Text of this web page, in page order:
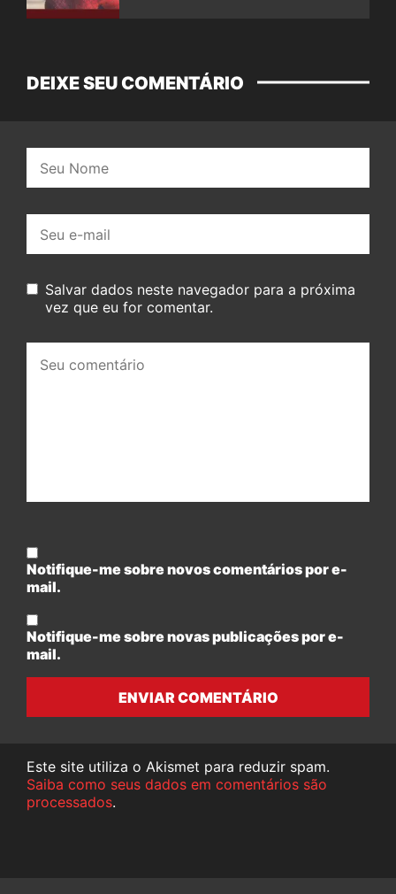
DEIXE SEU COMENTÁRIO
mail:
Salvar dados neste navegador para a próxima
vez que eu for comentar.
comentário:
Notifique-me sobre novos comentários por e-
mail.
Notifique-me sobre novas publicações por e-
mail.
ENVIAR COMENTÁRIO
Este site utiliza o Akismet para reduzir spam.
Saiba como seus dados em comentários são
processados.